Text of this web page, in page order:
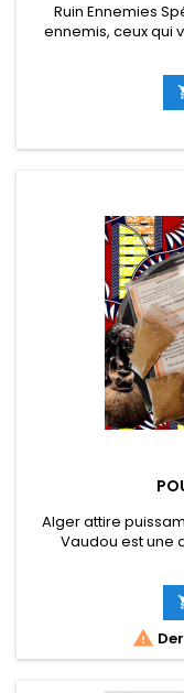
Ruin Ennemies
ennemis, ceux qui
vous. Les
correspondant à
base de résines ou
chaque plante pour
Alger attire
Vaudou est une
recueillies
York. Il a la
classiques. Il est
danger pour
